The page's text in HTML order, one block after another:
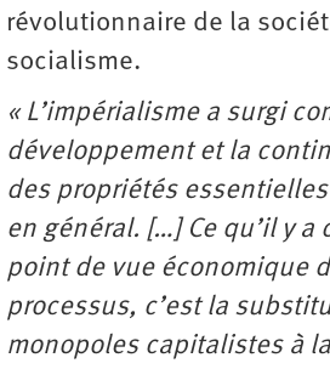
révolutionnaire de la
socialisme.
« L’impérialisme a surgi
développement et la
des propriétés
en général. […] Ce qu’il y a
point de vue économique
processus, c’est la
monopoles capitalistes à